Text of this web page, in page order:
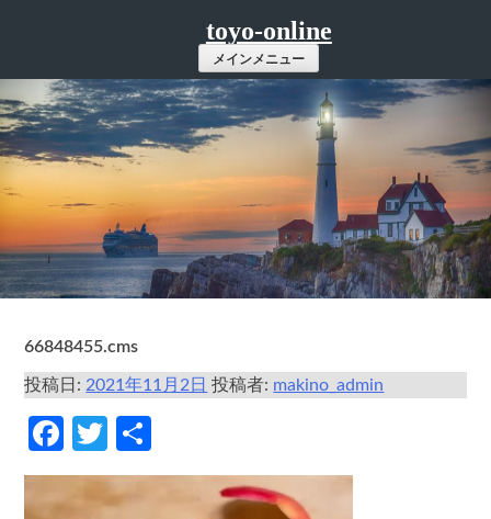
ツ
へ
ス
キ
ッ
プ
toyo-online
メインメニュー
66848455.cms
投稿日: 2021年11月2日 投稿者: makino_admin
Facebook
Twitter
有